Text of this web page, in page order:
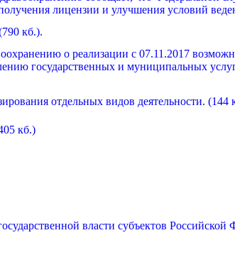
лицензии и улучшения условий
кб.).
о реализации с 07.11.2017
государственных и муниципальных
отдельных видов деятельности. (144
кб.)
власти субъектов